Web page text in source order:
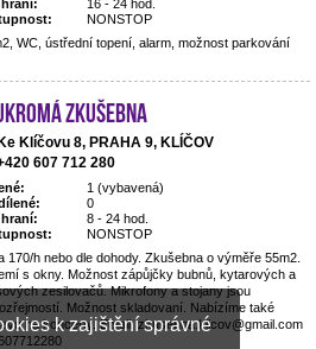
k zajištění správné
16 - 24 hod.
NONSTOP
WC, ústřední topení, alarm, možnost parkování
zkušebna
Ke Klíčovu 8, PRAHA 9, KLÍČOV
607 712 280
1 (vybavená)
0
8 - 24 hod.
NONSTOP
170/h nebo dle dohody. Zkušebna o výměře 55m2.
s okny. Možnost zápůjčky bubnů, kytarových a
zesilovačů. Mikrofony a stojany jsou
Možnost skladovaní. Nabízíme také
na koncerty. Email: zkusebna.klicov@gmail.com